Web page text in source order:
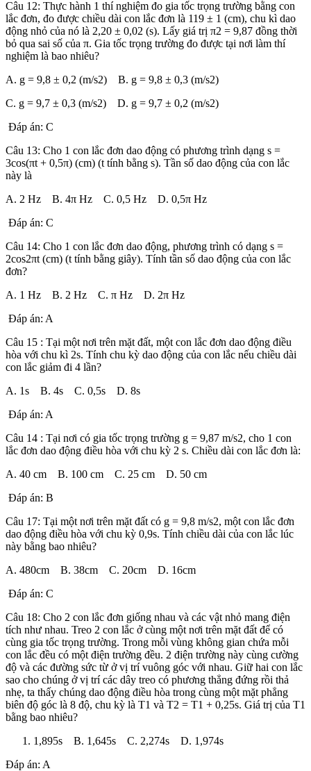
Câu 12: Thực hành 1 thí nghiệm đo gia tốc trọng trường bằng con
lắc đơn, đo được chiều dài con lắc đơn là 119 ± 1 (cm), chu kì dao
động nhỏ của nó là 2,20 ± 0,02 (s). Lấy giá trị π2 = 9,87 đồng thời
bỏ qua sai số của π. Gia tốc trọng trường đo được tại nơi làm thí
nghiệm là bao nhiêu?
A. g = 9,8 ± 0,2 (m/s2) B. g = 9,8 ± 0,3 (m/s2)
C. g = 9,7 ± 0,3 (m/s2) D. g = 9,7 ± 0,2 (m/s2)
Đáp án: C
Câu 13: Cho 1 con lắc đơn dao động có phương trình dạng s =
3cos(πt + 0,5π) (cm) (t tính bằng s). Tần số dao động của con lắc
này là
A. 2 Hz B. 4π Hz C. 0,5 Hz D. 0,5π Hz
Đáp án: C
Câu 14: Cho 1 con lắc đơn dao động, phương trình có dạng s =
2cos2πt (cm) (t tính bằng giây). Tính tần số dao động của con lắc
đơn?
A. 1 Hz B. 2 Hz C. π Hz D. 2π Hz
Đáp án: A
Câu 15 : Tại một nơi trên mặt đất, một con lắc đơn dao động điều
hòa với chu kì 2s. Tính chu kỳ dao động của con lắc nếu chiều dài
con lắc giảm đi 4 lần?
A. 1s B. 4s C. 0,5s D. 8s
Đáp án: A
Câu 14 : Tại nơi có gia tốc trọng trường g = 9,87 m/s2, cho 1 con
lắc đơn dao động điều hòa với chu kỳ 2 s. Chiều dài con lắc đơn là:
A. 40 cm B. 100 cm C. 25 cm D. 50 cm
Đáp án: B
Câu 17: Tại một nơi trên mặt đất có g = 9,8 m/s2, một con lắc đơn
dao động điều hòa với chu kỳ 0,9s. Tính chiều dài của con lắc lúc
này bằng bao nhiêu?
A. 480cm B. 38cm C. 20cm D. 16cm
Đáp án: C
Câu 18: Cho 2 con lắc đơn giống nhau và các vật nhỏ mang điện
tích như nhau. Treo 2 con lắc ở cùng một nơi trên mặt đất để có
cùng gia tốc trọng trường. Trong mỗi vùng không gian chứa mỗi
con lắc đều có một điện trường đều. 2 điện trường này cùng cường
độ và các đường sức từ ở vị trí vuông góc với nhau. Giữ hai con lắc
sao cho chúng ở vị trí các dây treo có phương thẳng đứng rồi thả
nhẹ, ta thấy chúng dao động điều hòa trong cùng một mặt phẳng
biên độ góc là 8 độ, chu kỳ là T1 và T2 = T1 + 0,25s. Giá trị của T1
bằng bao nhiêu?
1,895s B. 1,645s C. 2,274s D. 1,974s
Đáp án: A